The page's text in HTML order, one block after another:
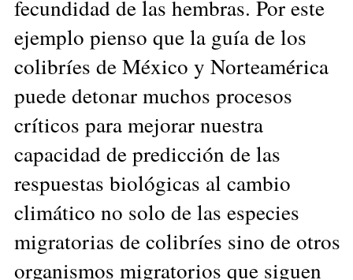
fecundidad de las hembras. Por este
ejemplo pienso que la guía de los
colibríes de México y Norteamérica
puede detonar muchos procesos
críticos para mejorar nuestra
capacidad de predicción de las
respuestas biológicas al cambio
climático no solo de las especies
migratorias de colibríes sino de otros
organismos migratorios que siguen